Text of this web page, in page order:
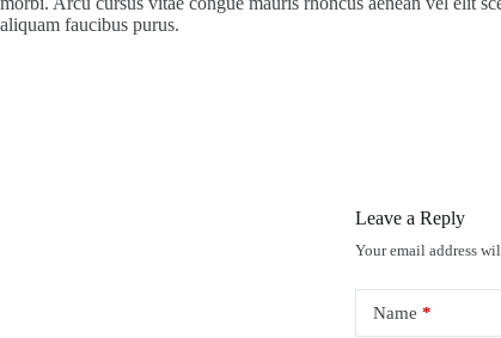
aliquam faucibus purus.
Leave a Reply
Your email address
Name *